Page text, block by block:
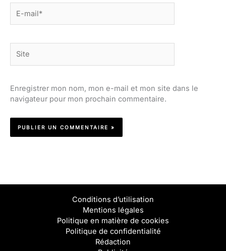
mail*
Enregistrer mon nom, mon e-mail et mon site dans le
navigateur pour mon prochain commentaire.
Conditions d’utilisation
Mentions légales
Politique en matière de cookies
Politique de confidentialité
Rédaction